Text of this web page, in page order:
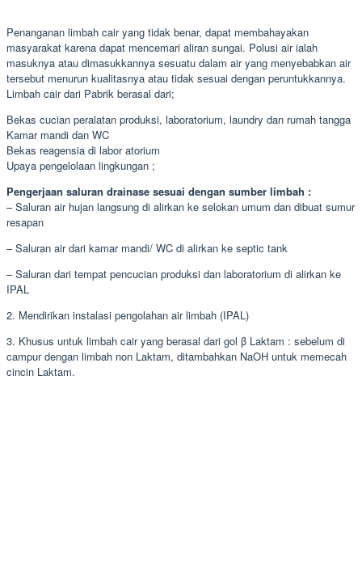
Penanganan limbah cair yang tidak benar, dapat membahayakan
masyarakat karena dapat mencemari aliran sungai. Polusi air ialah
masuknya atau dimasukkannya sesuatu dalam air yang menyebabkan air
tersebut menurun kualitasnya atau tidak sesuai dengan peruntukkannya.
Limbah cair dari Pabrik berasal dari;
Bekas cucian peralatan produksi, laboratorium, laundry dan rumah tangga
Kamar mandi dan WC
Bekas reagensia di labor atorium
Upaya pengelolaan lingkungan ;
Pengerjaan saluran drainase sesuai dengan sumber limbah :
– Saluran air hujan langsung di alirkan ke selokan umum dan dibuat sumur
resapan
– Saluran air dari kamar mandi/ WC di alirkan ke septic tank
– Saluran dari tempat pencucian produksi dan laboratorium di alirkan ke
IPAL
2. Mendirikan instalasi pengolahan air limbah (IPAL)
3. Khusus untuk limbah cair yang berasal dari gol β Laktam : sebelum di
campur dengan limbah non Laktam, ditambahkan NaOH untuk memecah
cincin Laktam.